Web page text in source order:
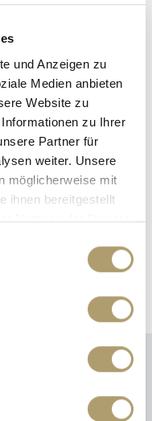
und Anzeigen zu
Medien anbieten
Website zu
zu Ihrer
Partner für
weiter. Unsere
möglicherweise mit
ihnen bereitgestellt
Nutzung der Dienste